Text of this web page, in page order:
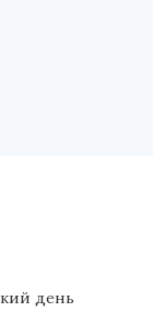
день